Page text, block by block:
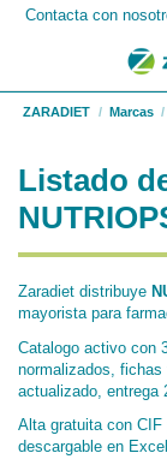
Contacta con
ZARADIET Marcas
Listado
Zaradiet distribuye
mayorista para
Catalogo activo con
normalizados,
actualizado, entrega
Alta gratuita con
descargable en